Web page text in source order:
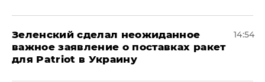
Зеленский сделал неожиданное
важное заявление о поставках ракет
для Patriot в Украину
14:54